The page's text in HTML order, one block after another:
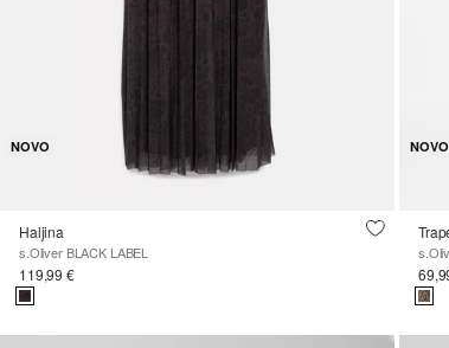
NOVO
Haljina
s.Oliver BLACK LABEL
119,99 €
NOVO